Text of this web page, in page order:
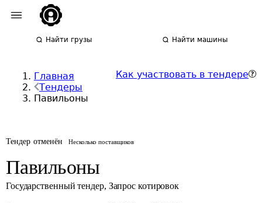
Найти грузы Найти машины
Главная
Тендеры
Павильоны
Как участвовать в тендере
Тендер отменён Несколько поставщиков
Павильоны
Государственный тендер, Запрос котировок